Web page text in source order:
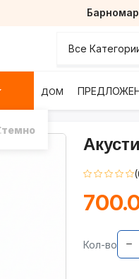
Все
ДОМ
темно
Кол-во